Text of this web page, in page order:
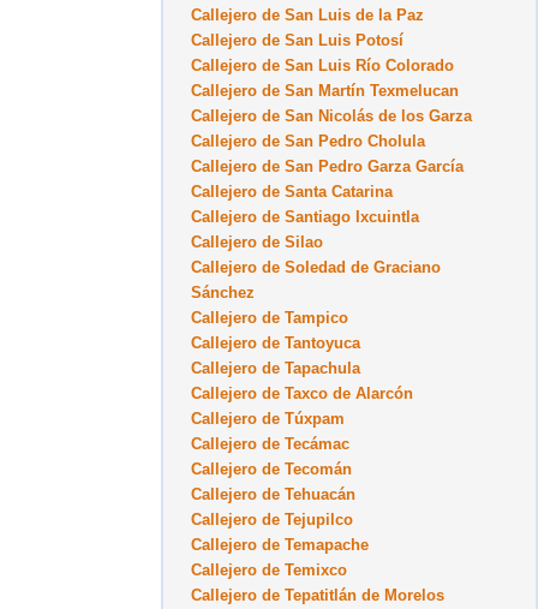
Callejero de San Luis de la Paz
Callejero de San Luis Potosí
Callejero de San Luis Río Colorado
Callejero de San Martín Texmelucan
Callejero de San Nicolás de los Garza
Callejero de San Pedro Cholula
Callejero de San Pedro Garza García
Callejero de Santa Catarina
Callejero de Santiago Ixcuintla
Callejero de Silao
Callejero de Soledad de Graciano
Sánchez
Callejero de Tampico
Callejero de Tantoyuca
Callejero de Tapachula
Callejero de Taxco de Alarcón
Callejero de Túxpam
Callejero de Tecámac
Callejero de Tecomán
Callejero de Tehuacán
Callejero de Tejupilco
Callejero de Temapache
Callejero de Temixco
Callejero de Tepatitlán de Morelos